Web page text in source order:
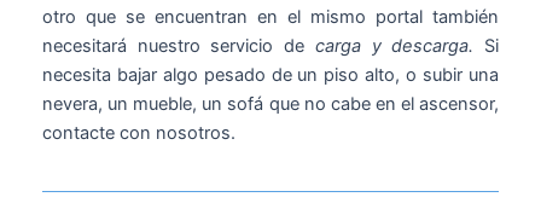
otro que se encuentran en el mismo portal también
necesitará nuestro servicio de carga y descarga. Si
necesita bajar algo pesado de un piso alto, o subir una
nevera, un mueble, un sofá que no cabe en el ascensor,
contacte con nosotros.